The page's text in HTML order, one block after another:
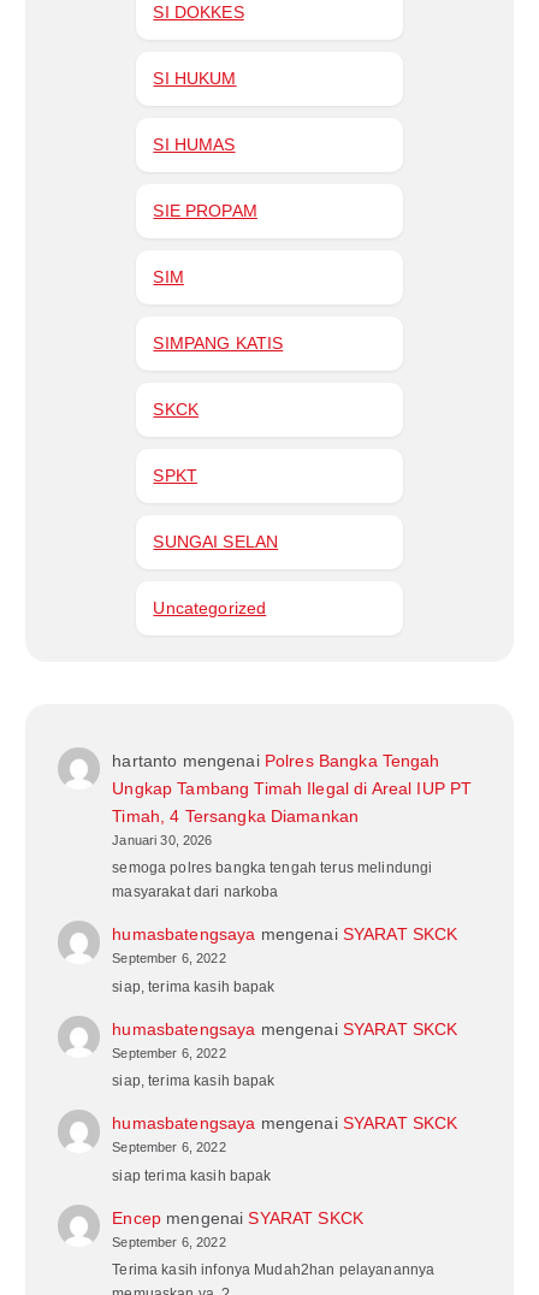
SI DOKKES
SI HUKUM
SI HUMAS
SIE PROPAM
SIM
SIMPANG KATIS
SKCK
SPKT
SUNGAI SELAN
Uncategorized
hartanto mengenai Polres Bangka Tengah
Ungkap Tambang Timah Ilegal di Areal IUP PT
Timah, 4 Tersangka Diamankan
Januari 30, 2026
semoga polres bangka tengah terus melindungi
masyarakat dari narkoba
humasbatengsaya mengenai SYARAT SKCK
September 6, 2022
siap, terima kasih bapak
humasbatengsaya mengenai SYARAT SKCK
September 6, 2022
siap, terima kasih bapak
humasbatengsaya mengenai SYARAT SKCK
September 6, 2022
siap terima kasih bapak
EncepmengenaiSYARAT SKCK
September 6, 2022
Terima kasih infonya Mudah2han pelayanannya